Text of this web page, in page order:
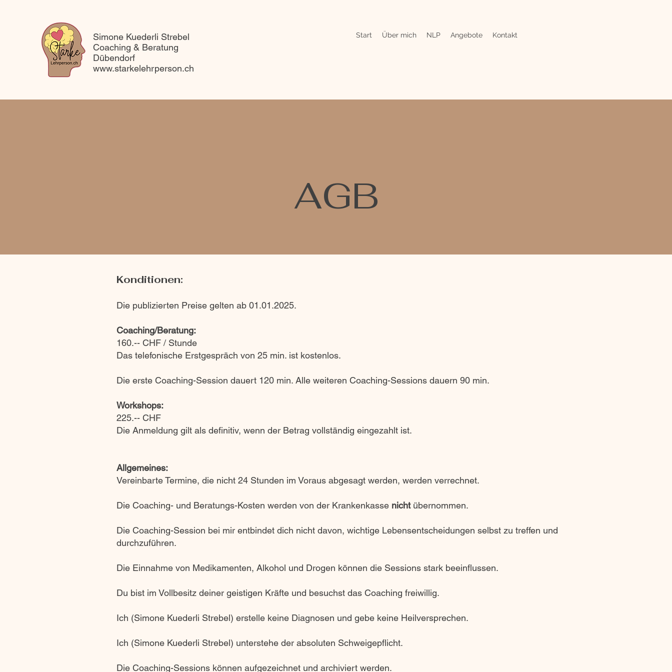
Simone Kuederli Strebel
Coaching & Beratung
Dübendorf
www.starkelehrperson.ch
Start Über mich NLP Angebote Kontakt
AGB
Konditionen:
Die publizierten Preise gelten ab 01.01.2025.
Coaching/Beratung:
160.-- CHF / Stunde
Das telefonische Erstgespräch von 25 min. ist kostenlos.
Die erste Coaching-Session dauert 120 min. Alle weiteren Coaching-Sessions dauern 90 min.
Workshops:
225.-- CHF
Die Anmeldung gilt als definitiv, wenn der Betrag vollständig eingezahlt ist.
Allgemeines:
Vereinbarte Termine, die nicht 24 Stunden im Voraus abgesagt werden, werden verrechnet.
Die Coaching- und Beratungs-Kosten werden von der Krankenkasse nicht übernommen.
Die Coaching-Session bei mir entbindet dich nicht davon, wichtige Lebensentscheidungen selbst zu treffen und
durchzuführen.
Die Einnahme von Medikamenten, Alkohol und Drogen können die Sessions stark beeinflussen.
Du bist im Vollbesitz deiner geistigen Kräfte und besuchst das Coaching freiwillig.
Ich (Simone Kuederli Strebel) erstelle keine Diagnosen und gebe keine Heilversprechen.
Ich (Simone Kuederli Strebel) unterstehe der absoluten Schweigepflicht.
Die Coaching-Sessions können aufgezeichnet und archiviert werden.